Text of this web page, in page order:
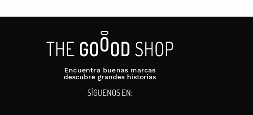
Encuentra buenas marcas
descubre grandes historias
SÍGUENOS EN: